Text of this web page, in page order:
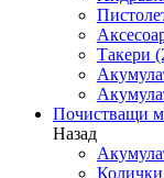
Такери
Почистващи
Назад
Колички